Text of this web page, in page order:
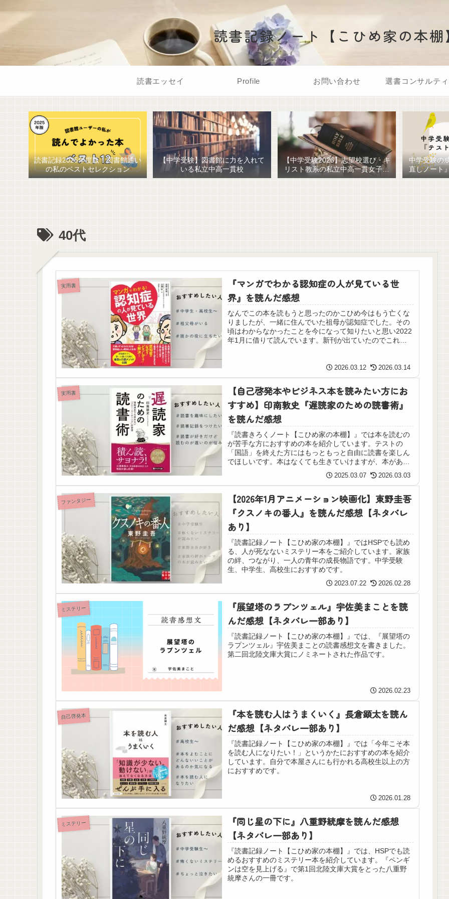
読書記録ノート【こひめ家の本棚
読書エッセイ Profile お問い合わせ 選書コンサルテ
読書記録2025年度版！図書館通い
の私のベストセレクション
【中学受験】図書館に力を入れて
いる私立中高一貫校
【中学受験2026】志望校選び・キ
リスト教系の私立中高一貫女子校
を調べてみました
中学受験の
直しノート
ための最強
40代
実用書
『マンガでわかる認知症の人が見ている世
界』を読んだ感想
なんでこの本を読もうと思ったのかこひめ今はもう亡くな
りましたが、一緒に住んでいた祖母が認知症でした。その
頃はわからなかったことを今になって知りたいと思い2022
年1月に借りて読んでいます。新刊が出ていたのでこれか
2026.03.12 2026.03.14
実用書
【自己啓発本やビジネス本を読みたい方にお
すすめ】印南敦史『遅読家のための読書術』
を読んだ感想
『読書きろくノート【こひめ家の本棚】』では本を読むの
が苦手な方におすすめの本を紹介しています。テストの
「国語」を終えた方にはもっともっと自由に読書を楽しん
でほしいです。本はなくても生きていけますが、本がある
生活はとても楽しく、充実します。
2025.03.07 2026.03.03
ファンタジー
【2026年1月アニメーション映画化】東野圭吾
『クスノキの番人』を読んだ感想【ネタバレ
あり】
『読書記録ノート【こひめ家の本棚】』ではHSPでも読め
る、人が死なないミステリー本をご紹介しています。家族
の絆、つながり、一人の青年の成長物語です。中学受験
生、中学生、高校生におすすめです。
2023.07.22 2026.02.28
ミステリー
『展望塔のラプンツェル』宇佐美まことを読
んだ感想【ネタバレ一部あり】
『読書記録ノート【こひめ家の本棚】』では、『展望塔の
ラプンツェル』宇佐美まことの読書感想文を書きました。
第二回北陸文庫大賞にノミネートされた作品です。
2026.02.23
自己啓発本
『本を読む人はうまくいく』長倉顕太を読ん
だ感想【ネタバレ一部あり】
『読書記録ノート【こひめ家の本棚】』では「今年こそ本
を読む人になりたい！」というかたにおすすめの本を紹介
しています。自分で本屋さんにも行かれる高校生以上の方
におすすめです。
2026.01.28
ミステリー
『同じ星の下に』八重野統摩を読んだ感想
【ネタバレ一部あり】
『読書記録ノート【こひめ家の本棚】』では、HSPでも読
めるおすすめのミステリー本を紹介しています。『ペンギ
ンは空を見上げる』で第1回北陸文庫大賞をとった八重野
統摩さんの一冊です。